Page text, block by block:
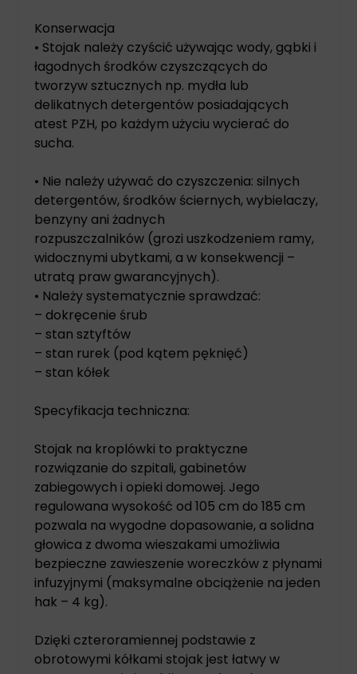
Konserwacja
• Stojak należy czyścić używając wody, gąbki i
łagodnych środków czyszczących do
tworzyw sztucznych np. mydła lub
delikatnych detergentów posiadających
atest PZH, po każdym użyciu wycierać do
sucha.
• Nie należy używać do czyszczenia: silnych
detergentów, środków ściernych, wybielaczy,
benzyny ani żadnych
rozpuszczalników (grozi uszkodzeniem ramy,
widocznymi ubytkami, a w konsekwencji –
utratą praw gwarancyjnych).
• Należy systematycznie sprawdzać:
– dokręcenie śrub
– stan sztyftów
– stan rurek (pod kątem pęknięć)
– stan kółek
Specyfikacja techniczna:
Stojak na kroplówki to praktyczne
rozwiązanie do szpitali, gabinetów
zabiegowych i opieki domowej. Jego
regulowana wysokość od 105 cm do 185 cm
pozwala na wygodne dopasowanie, a solidna
głowica z dwoma wieszakami umożliwia
bezpieczne zawieszenie woreczków z płynami
infuzyjnymi (maksymalne obciążenie na jeden
hak – 4 kg).
Dzięki czteroramiennej podstawie z
obrotowymi kółkami stojak jest łatwy w